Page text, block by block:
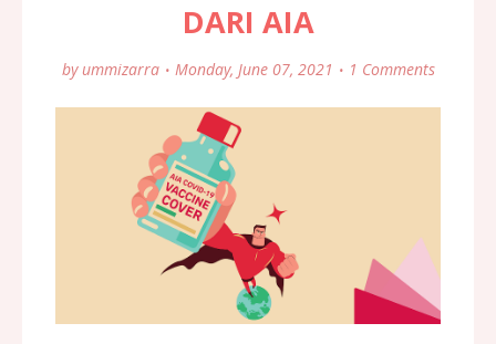
DARI AIA
by ummizarra Monday, June 07, 2021 1 Comments